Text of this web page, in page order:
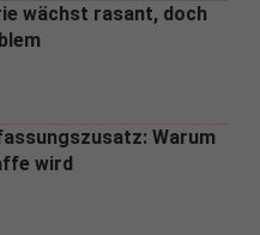
wächst rasant, doch
Warum
wird